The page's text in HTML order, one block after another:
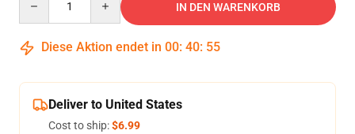
IN DEN WARENKORB
Diese Aktion endet in 00: 40: 54
Deliver to United States
Cost to ship:$6.99